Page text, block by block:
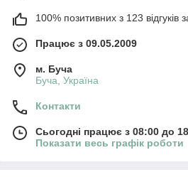
100% позитивних з 123 відгуків
Працює з 09.05.2009
м. Буча
Буча, Україна
Контакти
Сьогодні працює з 08:00 до
Показати весь графік роботи